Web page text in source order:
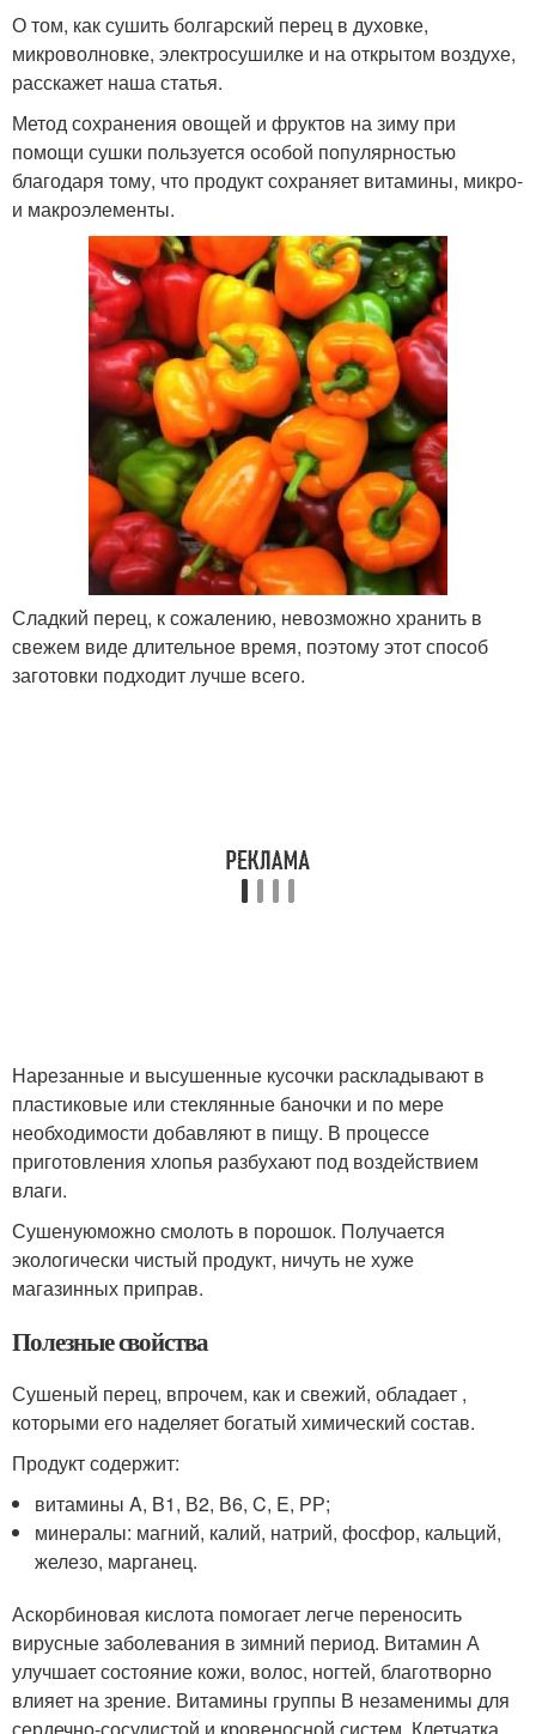
О том, как сушить болгарский перец в духовке,
микроволновке, электросушилке и на открытом воздухе,
расскажет наша статья.
Метод сохранения овощей и фруктов на зиму при
помощи сушки пользуется особой популярностью
благодаря тому, что продукт сохраняет витамины, микро-
и макроэлементы.
Сладкий перец, к сожалению, невозможно хранить в
свежем виде длительное время, поэтому этот способ
заготовки подходит лучше всего.
Нарезанные и высушенные кусочки раскладывают в
пластиковые или стеклянные баночки и по мере
необходимости добавляют в пищу. В процессе
приготовления хлопья разбухают под воздействием
влаги.
Сушенуюможно смолоть в порошок. Получается
экологически чистый продукт, ничуть не хуже
магазинных приправ.
Полезные свойства
Сушеный перец, впрочем, как и свежий, обладает ,
которыми его наделяет богатый химический состав.
Продукт содержит:
витамины A, B1, В2, В6, C, E, РР;
минералы: магний, калий, натрий, фосфор, кальций,
железо, марганец.
Аскорбиновая кислота помогает легче переносить
вирусные заболевания в зимний период. Витамин А
улучшает состояние кожи, волос, ногтей, благотворно
влияет на зрение. Витамины группы В незаменимы для